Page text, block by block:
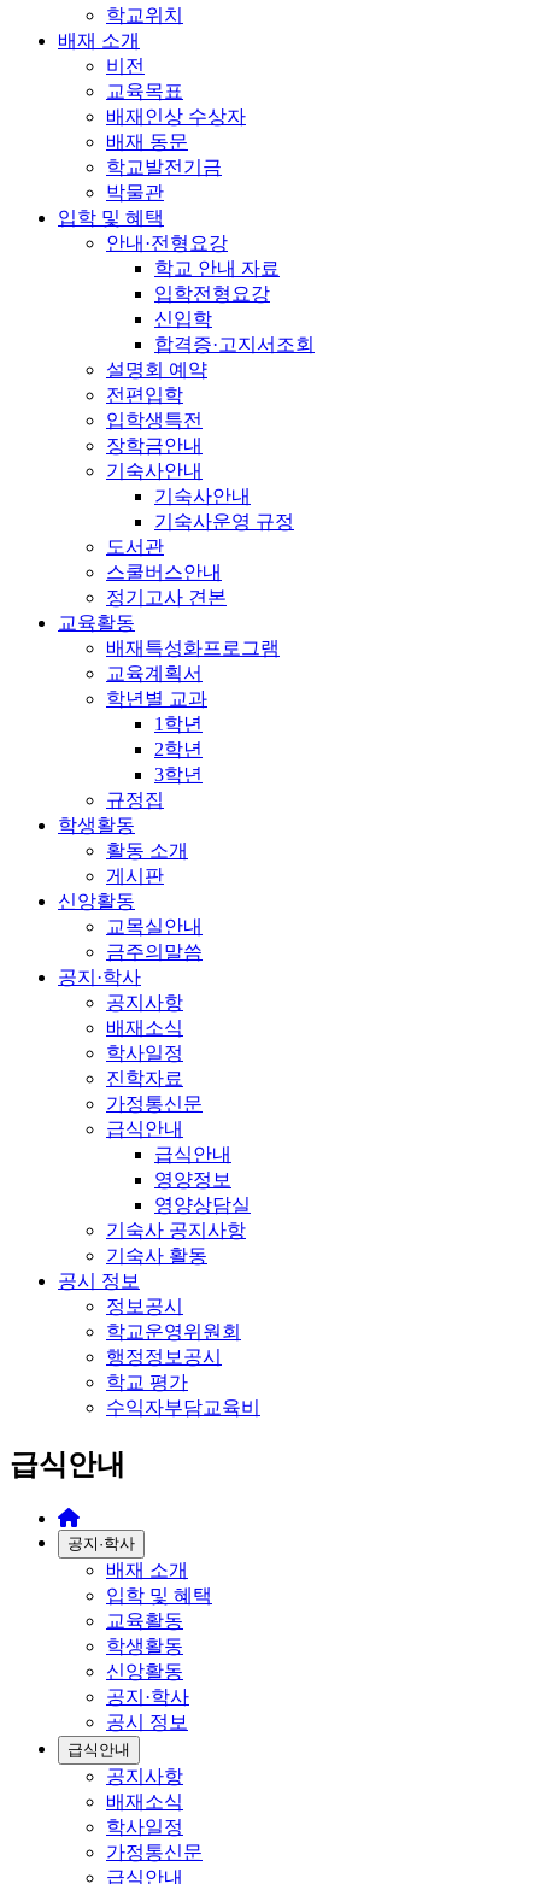
학교위치
배재 소개
비전
교육목표
배재인상 수상자
배재 동문
학교발전기금
박물관
입학 및 혜택
안내·전형요강
학교 안내 자료
입학전형요강
신입학
합격증·고지서조회
설명회 예약
전편입학
입학생특전
장학금안내
기숙사안내
기숙사안내
기숙사운영 규정
도서관
스쿨버스안내
정기고사 견본
교육활동
배재특성화프로그램
교육계획서
학년별 교과
1학년
2학년
3학년
규정집
학생활동
활동 소개
게시판
신앙활동
교목실안내
금주의말씀
공지·학사
공지사항
배재소식
학사일정
진학자료
가정통신문
급식안내
급식안내
영양정보
영양상담실
기숙사 공지사항
기숙사 활동
공시 정보
정보공시
학교운영위원회
행정정보공시
학교 평가
수익자부담교육비
급식안내
공지·학사
배재 소개
입학 및 혜택
교육활동
학생활동
신앙활동
공지·학사
공시 정보
급식안내
공지사항
배재소식
학사일정
가정통신문
급식안내